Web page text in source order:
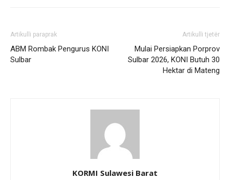
Artikulli paraprak
ABM Rombak Pengurus KONI
Sulbar
Artikulli tjetër
Mulai Persiapkan Porprov
Sulbar 2026, KONI Butuh 30
Hektar di Mateng
KORMI Sulawesi Barat